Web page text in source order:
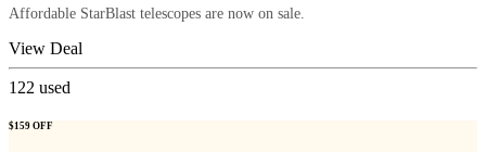
Affordable StarBlast telescopes are now on sale.
View Deal
122 used
$159 OFF